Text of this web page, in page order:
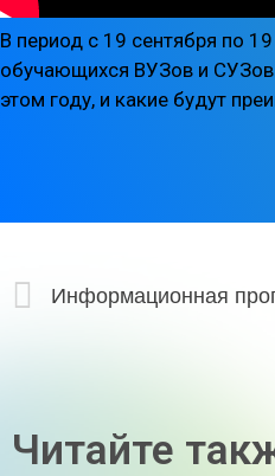
В период с 19 сентября по
обучающихся ВУЗов и
этом году, и какие будут
Читайте